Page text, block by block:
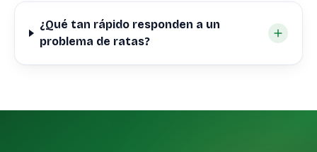
¿Qué tan rápido responden a un
problema de ratas?